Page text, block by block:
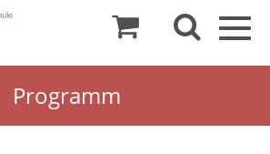
Programm